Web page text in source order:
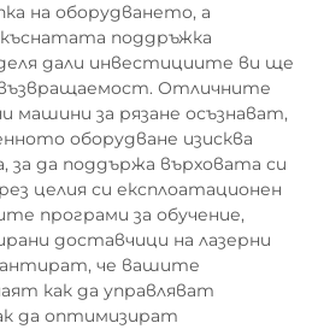
на оборудването, а
поддръжка
дали инвестициите ви ще
Отличните
машини за рязане осъзнават,
оборудване изисква
за да поддържа върховата си
целия си експлоатационен
програми за обучение,
доставчици на лазерни
че вашите
как да управляват
да оптимизират